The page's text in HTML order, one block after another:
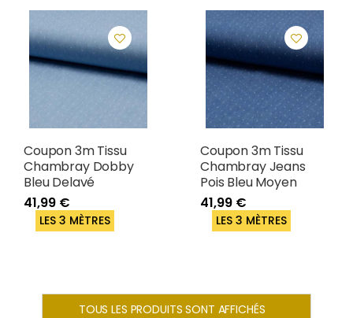
Coupon 3m Tissu
Chambray Dobby
Bleu Delavé
41,99 €
LES 3 MÈTRES
Coupon 3m Tissu
Chambray Jeans
Pois Bleu Moyen
41,99 €
LES 3 MÈTRES
TOUS LES PRODUITS SONT AFFICHÉS